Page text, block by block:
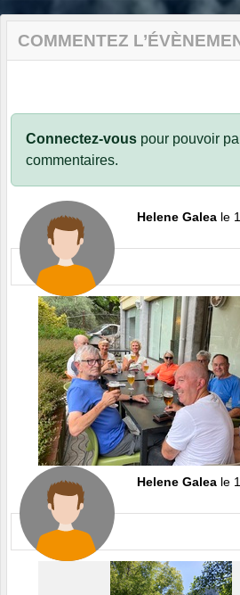
COMMENTEZ
Connectez-vous pour pouvoir
commentaires.
Helene Galea le
Helene Galea le